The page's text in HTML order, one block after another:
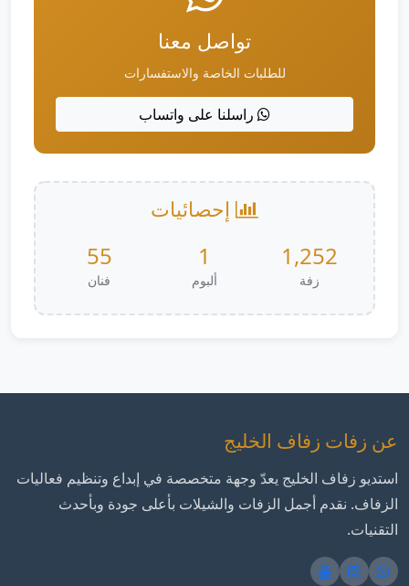
تواصل معنا
للطلبات الخاصة والاستفسارات
راسلنا على واتساب
إحصائيات
1,252
زفة
1
ألبوم
55
فنان
عن زفات زفاف الخليج
استديو زفاف الخليج يعدّ وجهة متخصصة في إبداع وتنظيم فعاليات
الزفاف. نقدم أجمل الزفات والشيلات بأعلى جودة وبأحدث
التقنيات.